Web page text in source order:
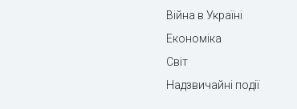
Війна в Україні
Економіка
Світ
Надзвичайні події